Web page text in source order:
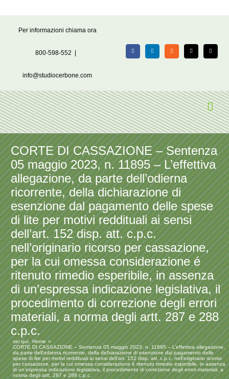
Per informazioni chiama ora
800-598-552
info@studiocerbone.com
FacebookLinkedIn Rss X Email
CORTE DI CASSAZIONE – Sentenza
05 maggio 2023, n. 11895 – L’effettiva
allegazione, da parte dell’odierna
ricorrente, della dichiarazione di
esenzione dal pagamento delle spese
di lite per motivi reddituali ai sensi
dell’art. 152 disp. att. c.p.c.
nell’originario ricorso per cassazione,
per la cui omessa considerazione é
ritenuto rimedio esperibile, in assenza
di un’espressa indicazione legislativa, il
procedimento di correzione degli errori
materiali, a norma degli artt. 287 e 288
c.p.c.
sei qui:
Home
CORTE DI CASSAZIONE – Sentenza 05 maggio 2023, n. 11895 – L’effettiva allegazione,
da parte dell’odierna ricorrente, della dichiarazione di esenzione dal pagamento delle
spese di lite per motivi reddituali ai sensi dell’art. 152 disp. att. c.p.c. nell’originario ricorso
per cassazione, per la cui omessa considerazione é ritenuto rimedio esperibile, in assenza
di un’espressa indicazione legislativa, il procedimento di correzione degli errori materiali, a
norma degli artt. 287 e 288 c.p.c.